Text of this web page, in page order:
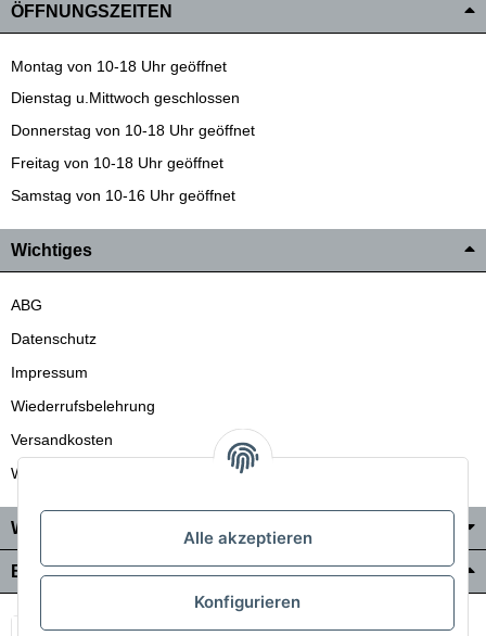
ÖFFNUNGSZEITEN
Montag von 10-18 Uhr geöffnet
Dienstag u.Mittwoch geschlossen
Donnerstag von 10-18 Uhr geöffnet
Freitag von 10-18 Uhr geöffnet
Samstag von 10-16 Uhr geöffnet
Wichtiges
ABG
Datenschutz
Impressum
Wiederrufsbelehrung
Versandkosten
Wir liefern auch in die Schweiz
Wo Sie uns finden
Bezahlung & Versand
Alle akzeptieren
Konfigurieren